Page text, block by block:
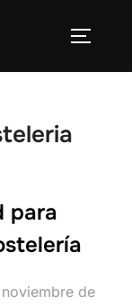
para
de